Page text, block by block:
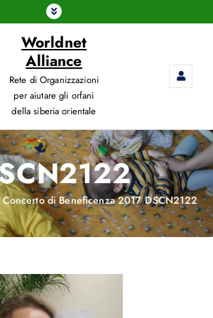
Worldnet
Alliance
Rete di Organizzazioni
per aiutare gli orfani
della siberia orientale
Concerto di Beneficenza 2017 DSCN2122